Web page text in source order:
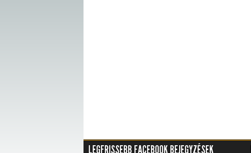
LEGFRISSEBB FACEBOOK BEJEGYZÉSEK